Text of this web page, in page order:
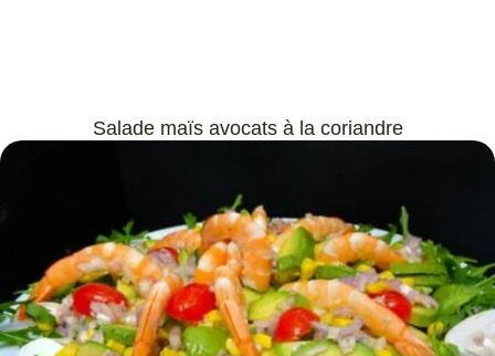
Salade maïs avocats à la coriandre